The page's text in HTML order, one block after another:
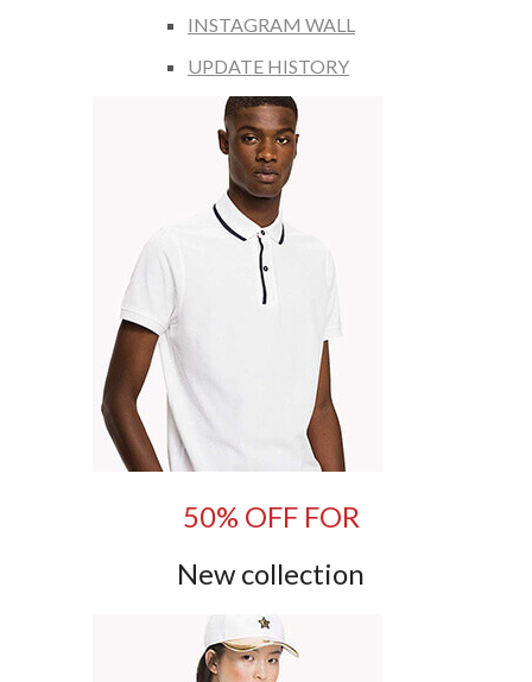
INSTAGRAM WALL
UPDATE HISTORY
50% OFF FOR
New collection